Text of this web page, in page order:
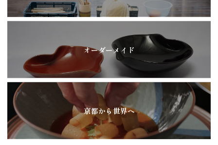
オーダーメイド
京都から世界へ